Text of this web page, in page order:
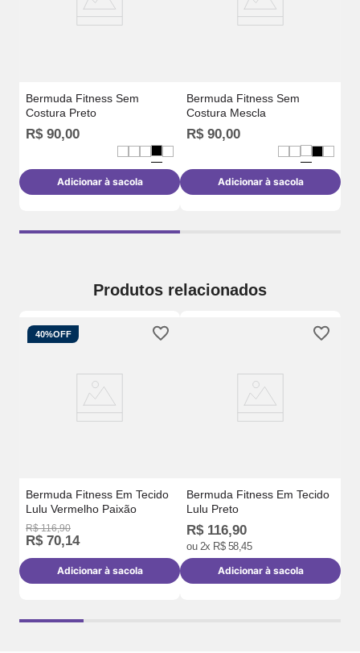
Bermuda Fitness Sem
Costura Preto
R$ 90,00
Adicionar à sacola
Bermuda Fitness Sem
Costura Mescla
R$ 90,00
Adicionar à sacola
Produtos relacionados
40%OFF
Bermuda Fitness Em Tecido
Lulu Vermelho Paixão
R$ 116,90
R$ 70,14
Adicionar à sacola
Bermuda Fitness Em Tecido
Lulu Preto
R$ 116,90
ou 2x R$ 58,45
Adicionar à sacola